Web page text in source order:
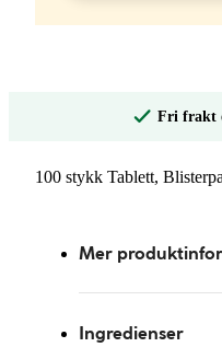
Fri frakt
100 stykk Tablett,
Mer
Ingredienser